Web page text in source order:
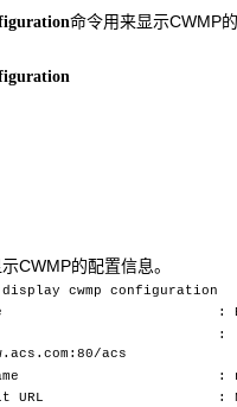
命令用来显示CWMP的
CWMP的配置信息。
display cwmp configuration
state :
URL :
acs
:
URL :